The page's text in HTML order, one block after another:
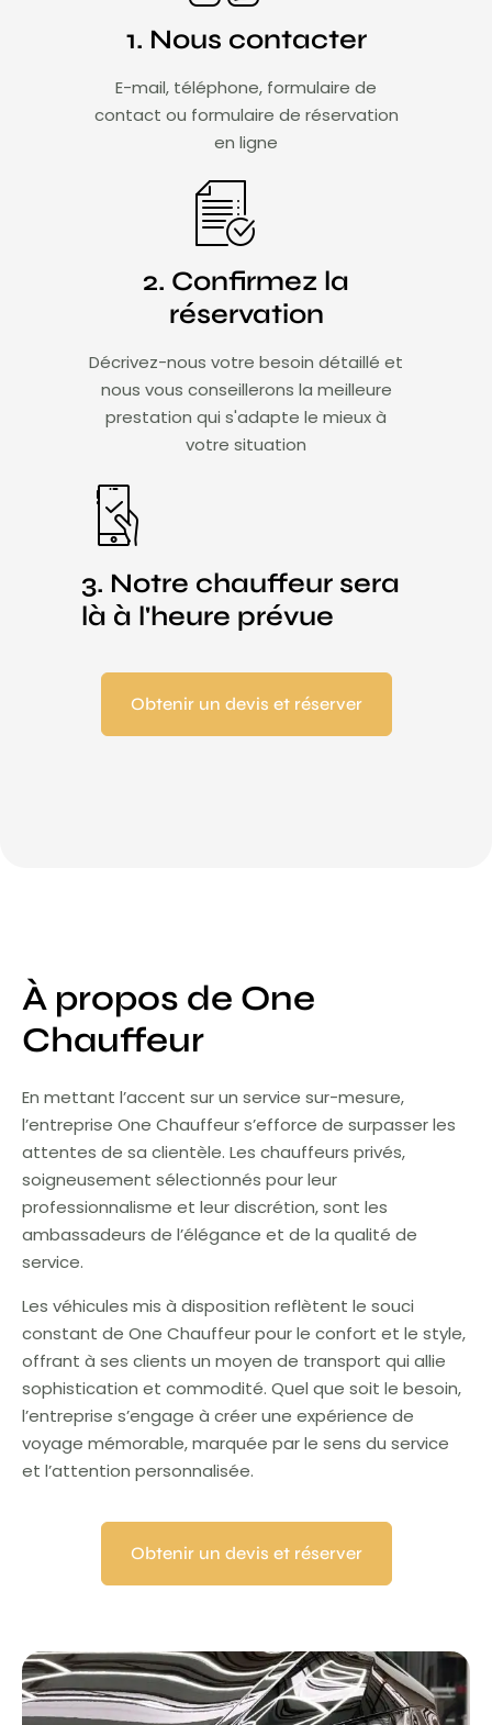
1. Nous contacter
E-mail, téléphone, formulaire de
contact ou formulaire de réservation
en ligne
2. Confirmez la
réservation
Décrivez-nous votre besoin détaillé et
nous vous conseillerons la meilleure
prestation qui s'adapte le mieux à
votre situation​
3. Notre chauffeur sera
là à l'heure prévue
Obtenir un devis et réserver
À propos de One
Chauffeur
En mettant l’accent sur un service sur-mesure,
l’entreprise One Chauffeur s’efforce de surpasser les
attentes de sa clientèle. Les chauffeurs privés,
soigneusement sélectionnés pour leur
professionnalisme et leur discrétion, sont les
ambassadeurs de l’élégance et de la qualité de
service.
Les véhicules mis à disposition reflètent le souci
constant de One Chauffeur pour le confort et le style,
offrant à ses clients un moyen de transport qui allie
sophistication et commodité. Quel que soit le besoin,
l’entreprise s’engage à créer une expérience de
voyage mémorable, marquée par le sens du service
et l’attention personnalisée.
Obtenir un devis et réserver